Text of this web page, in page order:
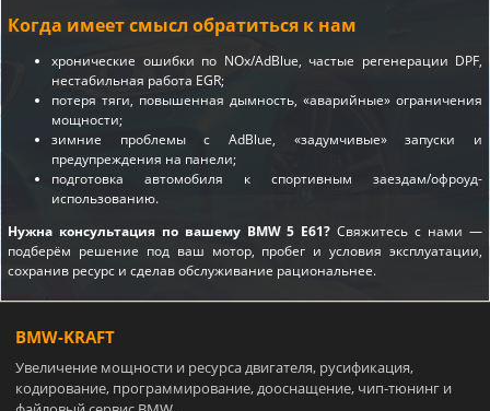
Когда имеет смысл обратиться к нам
хронические ошибки по NOx/AdBlue, частые регенерации DPF,
нестабильная работа EGR;
потеря тяги, повышенная дымность, «аварийные» ограничения
мощности;
зимние проблемы с AdBlue, «задумчивые» запуски и
предупреждения на панели;
подготовка автомобиля к спортивным заездам/офроуд-
использованию.
Нужна консультация по вашему BMW 5 E61? Свяжитесь с нами —
подберём решение под ваш мотор, пробег и условия эксплуатации,
сохранив ресурс и сделав обслуживание рациональнее.
BMW-KRAFT
Увеличение мощности и ресурса двигателя, русификация,
кодирование, программирование, дооснащение, чип-тюнинг и